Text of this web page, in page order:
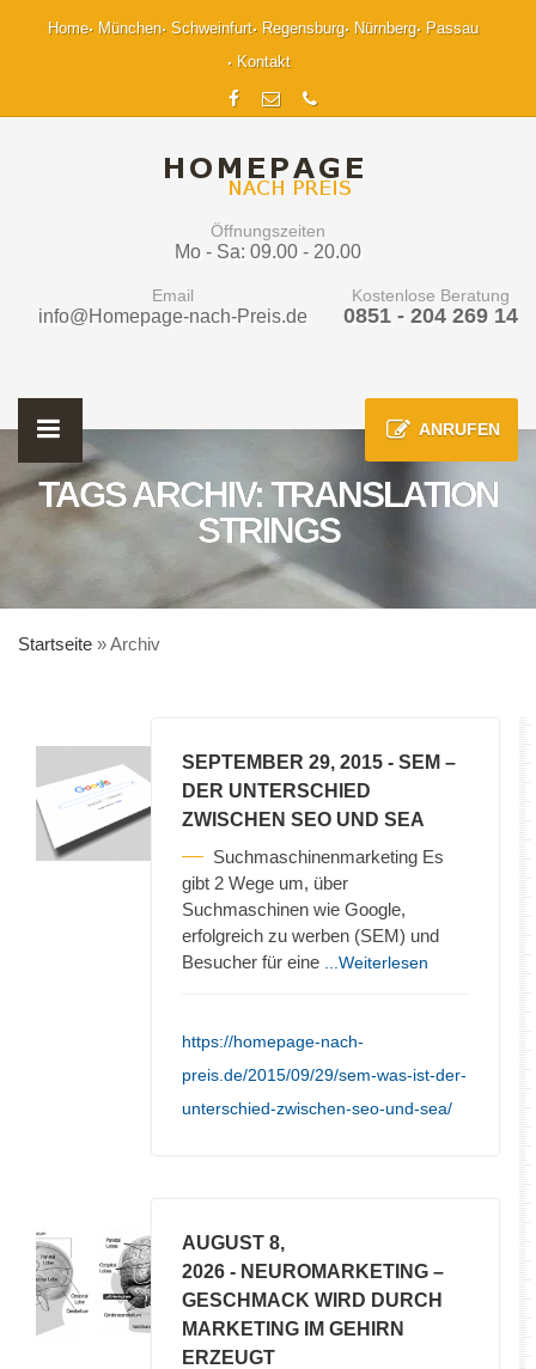
Home München Schweinfurt Regensburg Nürnberg
Passau
Kontakt
Öffnungszeiten
Mo - Sa: 09.00 - 20.00
Email
info@Homepage-nach-Preis.de
Kostenlose Beratung
0851 - 204 269 14
ANRUFEN
TAGS ARCHIV: TRANSLATION
STRINGS
Startseite »Archiv
SEPTEMBER 29, 2015 - SEM –
DER UNTERSCHIED
ZWISCHEN SEO UND SEA
Suchmaschinenmarketing Es
gibt 2 Wege um, über
Suchmaschinen wie Google,
erfolgreich zu werben (SEM) und
Besucher für eine
...Weiterlesen
https://homepage-nach-
preis.de/2015/09/29/sem-was-ist-der-
unterschied-zwischen-seo-und-sea/
AUGUST 8,
2026 - NEUROMARKETING –
GESCHMACK WIRD DURCH
MARKETING IM GEHIRN
ERZEUGT